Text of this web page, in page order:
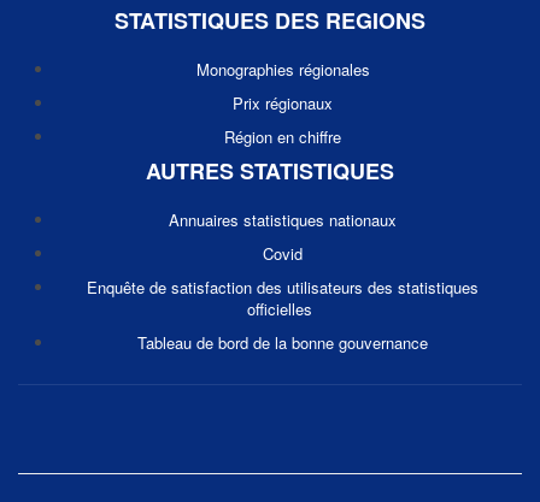
STATISTIQUES DES REGIONS
Monographies régionales
Prix régionaux
Région en chiffre
AUTRES STATISTIQUES
Annuaires statistiques nationaux
Covid
Enquête de satisfaction des utilisateurs des statistiques
officielles
Tableau de bord de la bonne gouvernance